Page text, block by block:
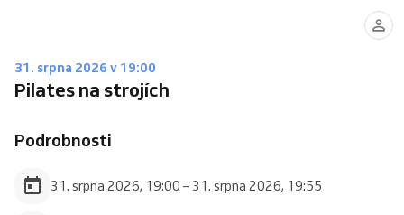
31. srpna 2026 v 19:00
Pilates na strojích
Podrobnosti
31. srpna 2026, 19:00 – 31. srpna 2026, 19:55